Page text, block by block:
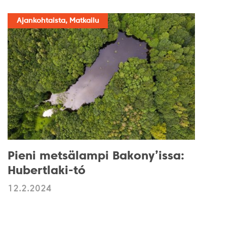
Ajankohtaista, Matkailu
Pieni metsälampi Bakony’issa:
Hubertlaki-tó
12.2.2024